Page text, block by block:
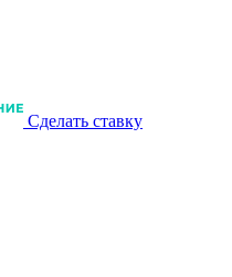
Сделать ставку